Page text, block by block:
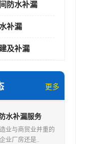
防水补漏
补漏
及补漏
更多
水补漏服务
业与商贸业并重的
业厂房还是..